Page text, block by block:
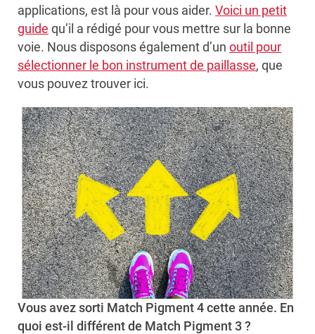
applications, est là pour vous aider. Voici un petit
guide qu’il a rédigé pour vous mettre sur la bonne
voie. Nous disposons également d’un outil pour
sélectionner le bon instrument de paillasse, que
vous pouvez trouver ici.
Vous avez sorti Match Pigment 4 cette année. En
quoi est-il différent de Match Pigment 3 ?